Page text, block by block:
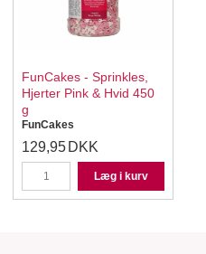
FunCakes - Sprinkles,
Hjerter Pink & Hvid 450
g
FunCakes
129,95 DKK
Læg i kurv